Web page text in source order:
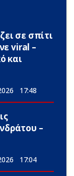
σε σπίτι
viral –
και
17:48
–
17:04